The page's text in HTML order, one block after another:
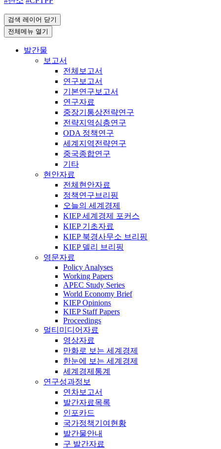
검색 레이어 닫기
전체메뉴 열기
발간물
보고서
전체보고서
연구보고서
기본연구보고서
연구자료
중장기통상전략연구
전략지역심층연구
ODA 정책연구
세계지역전략연구
중국종합연구
기타
현안자료
전체현안자료
정책연구브리핑
오늘의 세계경제
KIEP 세계경제 포커스
KIEP 기초자료
KIEP 북경사무소 브리핑
KIEP 델리 브리핑
영문자료
Policy Analyses
Working Papers
APEC Study Series
World Economy Brief
KIEP Opinions
KIEP Staff Papers
Proceedings
멀티미디어자료
영상자료
만화로 보는 세계경제
한눈에 보는 세계경제
세계경제통계
연구성과정보
연차보고서
발간자료목록
인포카드
국가정책기여현황
발간물안내
구 발간자료